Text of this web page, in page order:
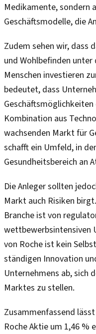
Medikamente, sondern
Geschäftsmodelle, die
Zudem sehen wir, dass
und Wohlbefinden unter
Menschen investieren
bedeutet, dass
Kombination aus
wachsenden Markt für
schafft ein Umfeld, in
Gesundheitsbereich an
Die Anleger sollten
Markt auch Risiken
Branche ist von
wettbewerbsintensiven
von Roche ist kein
ständigen Innovation
Unternehmens ab, sich
Marktes zu stellen.
Zusammenfassend
Roche Aktie um 1,46 %